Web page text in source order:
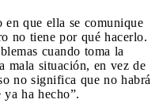
que ella se comunique
no tiene por qué hacerlo.
cuando toma la
mala situación, en vez de
no significa que no habrá
ya ha hecho”.